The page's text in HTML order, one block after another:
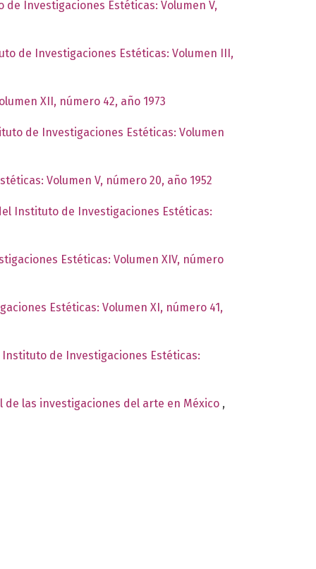
Investigaciones Estéticas: Volumen V,
de Investigaciones Estéticas: Volumen III,
XII, número 42, año 1973
de Investigaciones Estéticas: Volumen
Volumen V, número 20, año 1952
Instituto de Investigaciones Estéticas:
Estéticas: Volumen XIV, número
Estéticas: Volumen XI, número 41,
Instituto de Investigaciones Estéticas:
las investigaciones del arte en México ,